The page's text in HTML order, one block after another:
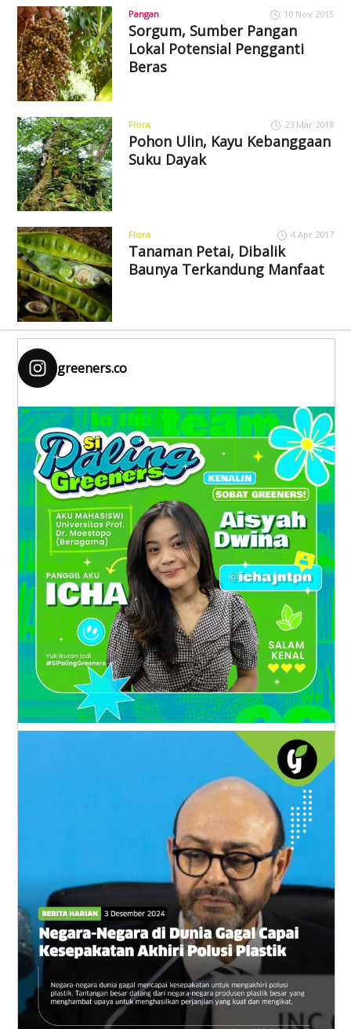
Pangan 10 Nov 2015
Sorgum, Sumber Pangan
Lokal Potensial Pengganti
Beras
Flora 23 Mar 2018
Pohon Ulin, Kayu Kebanggaan
Suku Dayak
Flora 4 Apr 2017
Tanaman Petai, Dibalik
Baunya Terkandung Manfaat
greeners.co